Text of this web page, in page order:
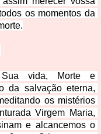
os momentos da
vida, Morte e
da salvação eterna,
os mistérios
Virgem Maria,
e alcancemos o